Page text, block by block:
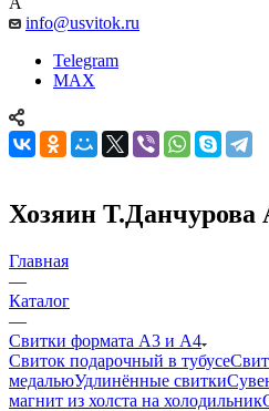
info@usvitok.ru
Telegram
MAX
Хозяин Т.Данчурова
Главная
—
Каталог
—
Свитки формата А3 и А4
Свиток подарочный в тубусе
медальюУдлинённые свитки
магнит из холста на холодильник